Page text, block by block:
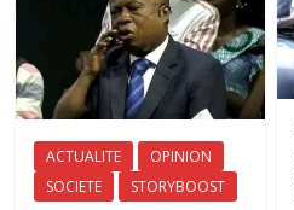
ACTUALITE
OPINION
SOCIETE
STORYBOOST